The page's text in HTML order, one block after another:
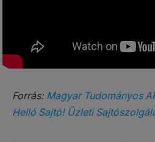
Forrás: Magyar Tudományos
Helló Sajtó! Üzleti